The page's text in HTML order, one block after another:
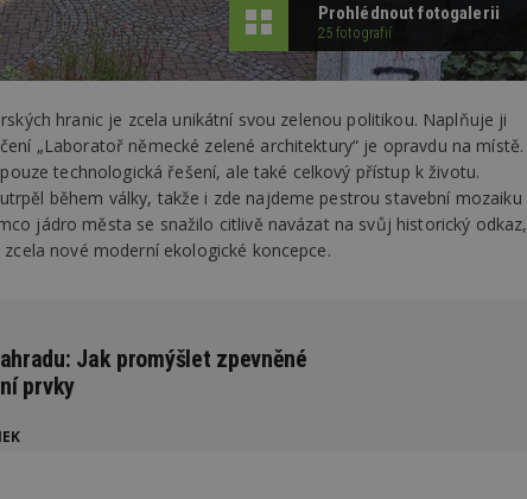
Prohlédnout fotogalerii
25 fotografií
hranic je zcela unikátní svou zelenou politikou. Naplňuje ji
„Laboratoř německé zelené architektury“ je opravdu na místě.
technologická řešení, ale také celkový přístup k životu.
během války, takže i zde najdeme pestrou stavební mozaiku
jádro města se snažilo citlivě navázat na svůj historický odkaz,
nové moderní ekologické koncepce.
Jak promýšlet zpevněné
prvky